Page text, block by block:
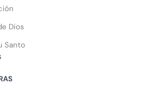
Dios
Santo